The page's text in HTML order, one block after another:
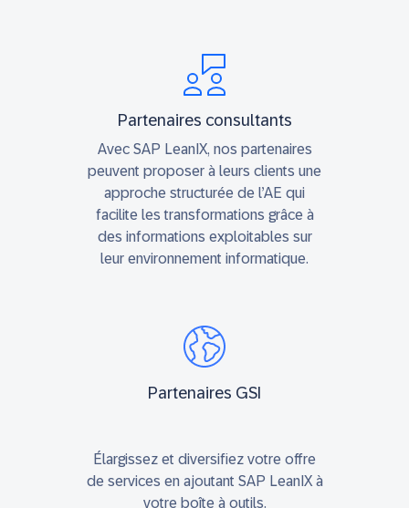
Partenaires consultants
Avec SAP LeanIX, nos partenaires
peuvent proposer à leurs clients une
approche structurée de l’AE qui
facilite les transformations grâce à
des informations exploitables sur
leur environnement informatique.
Partenaires GSI
Élargissez et diversifiez votre offre
de services en ajoutant SAP LeanIX à
votre boîte à outils.